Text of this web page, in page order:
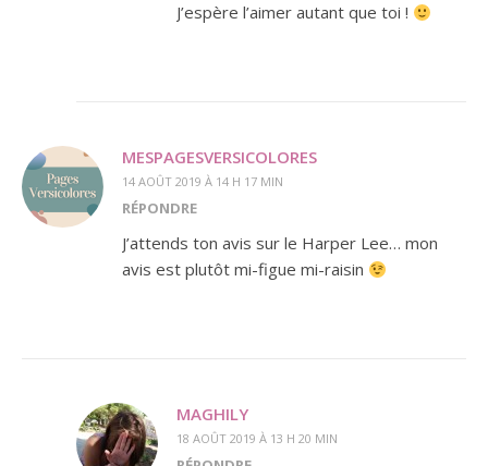
J’espère l’aimer autant que toi !
MESPAGESVERSICOLORES
14 AOÛT 2019 À 14 H 17 MIN
RÉPONDRE
J’attends ton avis sur le Harper Lee… mon
avis est plutôt mi-figue mi-raisin
MAGHILY
18 AOÛT 2019 À 13 H 20 MIN